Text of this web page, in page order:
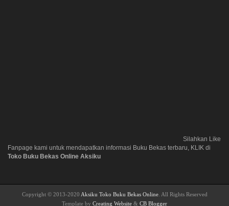
Silahkan Like
Fanpage kami untuk mendapatkan informasi Buku Bekas terbaru, KLIK di
Toko Buku Bekas Online Aksiku
Copyright © 2013-2020 Aksiku Toko Buku Bekas Online. All Rights Reserved
Template by Creating Website & CB Blogger